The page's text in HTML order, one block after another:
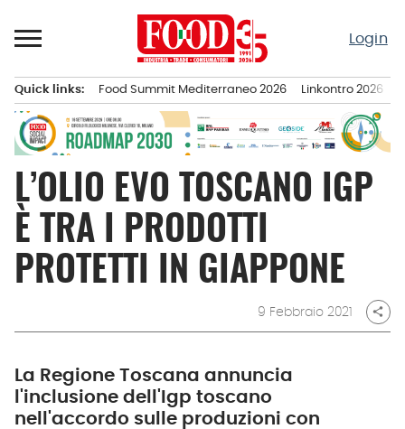
al
Login
principale
Quick links: Food Summit Mediterraneo 2026 Linkontro 2026
L’OLIO EVO TOSCANO IGP
È TRA I PRODOTTI
PROTETTI IN GIAPPONE
9 Febbraio 2021 share
La Regione Toscana annuncia
l'inclusione dell'Igp toscano
nell'accordo sulle produzioni con